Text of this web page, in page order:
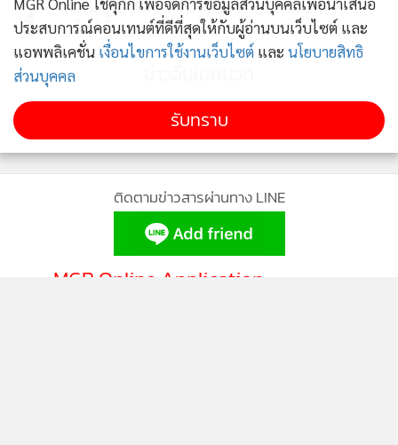
4
ก.ล.ต.ผนึกแบงก์ชาติคุม USDT คาดออกเกณฑ์กำกับ
ภายในปีนี้
ติดตามข่าวสารผ่านทาง LINE
MGR Online Application
ประสบการณ์คอนเทนต์ที่ดีที่สุดให้กับผู้อ่านบนเว็บไซต์ และ
แอพพลิเคชั่น เงื่อนไขการใช้งานเว็บไซต์ และ นโยบายสิทธิ
ส่วนบุคคล
รับทราบ